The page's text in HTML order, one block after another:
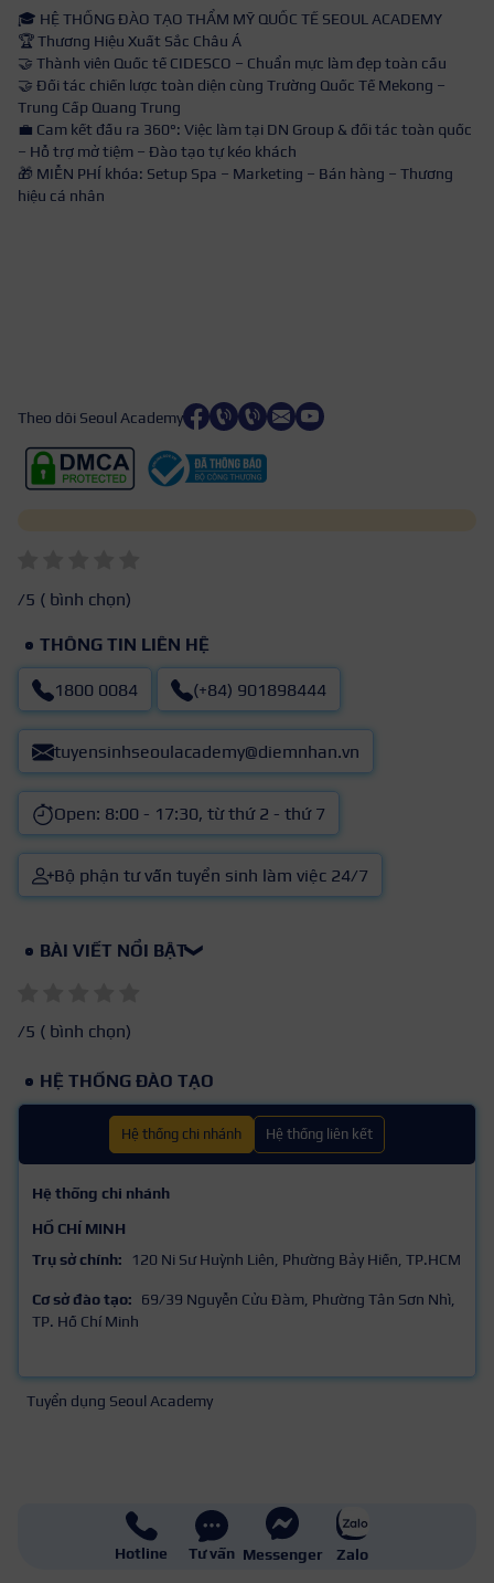
🎓 HỆ THỐNG ĐÀO TẠO THẨM MỸ QUỐC TẾ SEOUL ACADEMY
🏆 Thương Hiệu Xuất Sắc Châu Á
🤝 Thành viên Quốc tế CIDESCO – Chuẩn mực làm đẹp toàn cầu
🤝 Đối tác chiến lược toàn diện cùng Trường Quốc Tế Mekong –
Trung Cấp Quang Trung
💼 Cam kết đầu ra 360°: Việc làm tại DN Group & đối tác toàn quốc
– Hỗ trợ mở tiệm – Đào tạo tự kéo khách
🎁 MIỄN PHÍ khóa: Setup Spa – Marketing – Bán hàng – Thương
hiệu cá nhân
Theo dõi Seoul Academy
/5 ( bình chọn)
THÔNG TIN LIÊN HỆ
1800 0084 (+84) 901898444
tuyensinhseoulacademy@diemnhan.vn
Open: 8:00 - 17:30, từ thứ 2 - thứ 7
Bộ phận tư vấn tuyển sinh làm việc 24/7
BÀI VIẾT NỔI BẬT❯
/5 ( bình chọn)
HỆ THỐNG ĐÀO TẠO
Hệ thống chi nhánh Hệ thống liên kết
Hệ thống chi nhánh
HỒ CHÍ MINH
Trụ sở chính:
120 Ni Sư Huỳnh Liên, Phường Bảy Hiền, TP.HCM
Cơ sở đào tạo:
69/39 Nguyễn Cửu Đàm, Phường Tân Sơn Nhì,
TP. Hồ Chí Minh
Tuyển dụng Seoul Academy
Hotline Tư vấn Messenger Zalo